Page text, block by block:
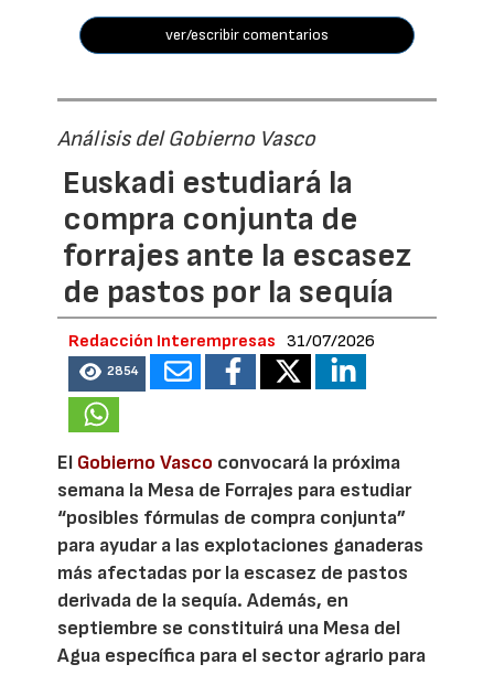
ver/escribir comentarios
Análisis del Gobierno Vasco
Euskadi estudiará la
compra conjunta de
forrajes ante la escasez
de pastos por la sequía
Redacción Interempresas 31/07/2026
2854
El Gobierno Vasco convocará la próxima
semana la Mesa de Forrajes para estudiar
“posibles fórmulas de compra conjunta”
para ayudar a las explotaciones ganaderas
más afectadas por la escasez de pastos
derivada de la sequía. Además, en
septiembre se constituirá una Mesa del
Agua específica para el sector agrario para